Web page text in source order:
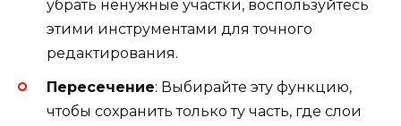
убрать ненужные участки, воспользуйтесь
этими инструментами для точного
редактирования.
Пересечение: Выбирайте эту функцию,
чтобы сохранить только ту часть, где слои